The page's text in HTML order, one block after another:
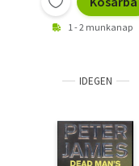
1 - 2 munkanap
IDEGEN